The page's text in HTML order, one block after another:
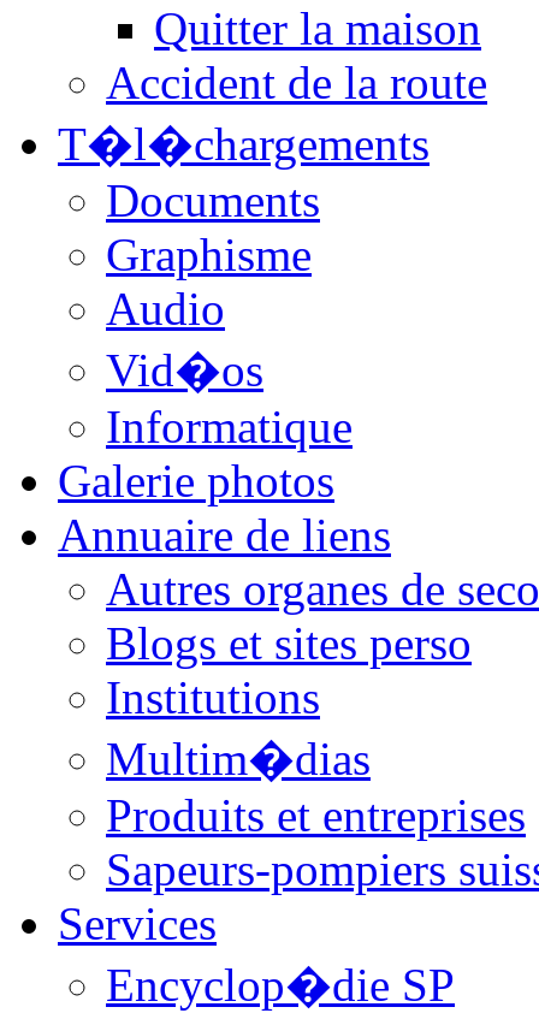
Quitter la maison
Accident de la route
T�l�chargements
Documents
Graphisme
Audio
Vid�os
Informatique
Galerie photos
Annuaire de liens
Autres organes de
Blogs et sites perso
Institutions
Multim�dias
Produits et entreprises
Sapeurs-pompiers
Services
Encyclop�die SP